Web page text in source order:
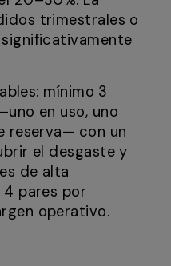
trimestrales o
mínimo 3
en uso, uno
reserva— con un
el desgaste y
de alta
pares por
operativo.